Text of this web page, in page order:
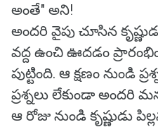
అంతే" అని!
అందరి వైపు చూసిన
వద్ద ఉంచి ఊదడం
పుట్టింది. ఆ క్షణం
ప్రశ్నలు లేకుండా
ఆ రోజు నుండి కృష్ణుడు